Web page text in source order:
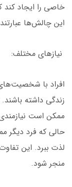
خاصی را ایجاد کند
این چالش‌ها عبارتند
نیازهای مختلف:
افراد با
زندگی داشته
ممکن است
حالی که فرد
لذت ببرد. این
منجر شود.